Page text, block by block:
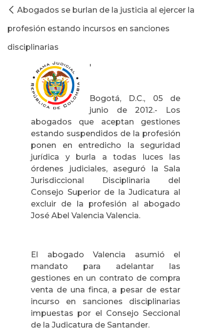
Abogados se burlan de la justicia al ejercer la
profesión estando incursos en sanciones
disciplinarias
'
Bogotá, D.C., 05 de
junio de 2012.- Los
abogados que aceptan gestiones
estando suspendidos de la profesión
ponen en entredicho la seguridad
jurídica y burla a todas luces las
órdenes judiciales, aseguró la Sala
Jurisdiccional Disciplinaria del
Consejo Superior de la Judicatura al
excluir de la profesión al abogado
José Abel Valencia Valencia.
El abogado Valencia asumió el
mandato para adelantar las
gestiones en un contrato de compra
venta de una finca, a pesar de estar
incurso en sanciones disciplinarias
impuestas por el Consejo Seccional
de la Judicatura de Santander.